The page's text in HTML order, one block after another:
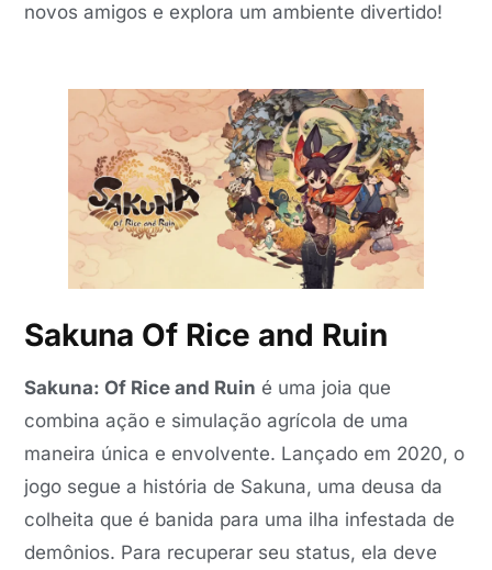
novos amigos e explora um ambiente divertido!
Sakuna Of Rice and Ruin
Sakuna: Of Rice and Ruin é uma joia que
combina ação e simulação agrícola de uma
maneira única e envolvente. Lançado em 2020, o
jogo segue a história de Sakuna, uma deusa da
colheita que é banida para uma ilha infestada de
demônios. Para recuperar seu status, ela deve